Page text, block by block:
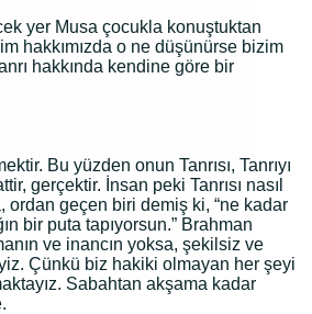
yer Musa çocukla konuştuktan
hakkımızda o ne düşünürse bizim
hakkında kendine göre bir
Bu yüzden onun Tanrısı, Tanrıyı
gerçektir. İnsan peki Tanrısı nasıl
ordan geçen biri demiş ki, “ne kadar
bir puta tapıyorsun.” Brahman
ve inancın yoksa, şekilsiz ve
Çünkü biz hakiki olmayan her şeyi
Sabahtan akşama kadar